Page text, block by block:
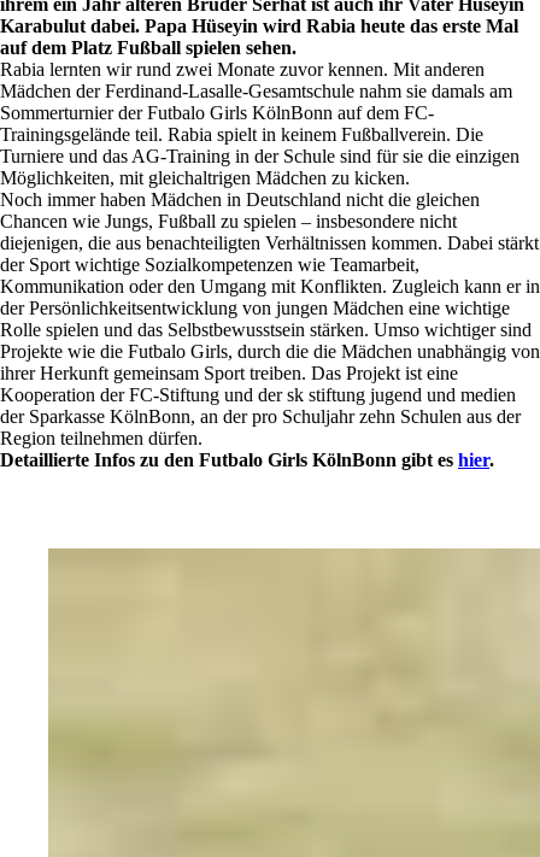
Karabulut dabei. Papa Hüseyin wird Rabia heute das erste Mal
auf dem Platz Fußball spielen sehen.
Rabia lernten wir rund zwei Monate zuvor kennen. Mit anderen
Mädchen der Ferdinand-Lasalle-Gesamtschule nahm sie damals am
Sommerturnier der Futbalo Girls KölnBonn auf dem FC-
Trainingsgelände teil. Rabia spielt in keinem Fußballverein. Die
Turniere und das AG-Training in der Schule sind für sie die einzigen
Möglichkeiten, mit gleichaltrigen Mädchen zu kicken.
Noch immer haben Mädchen in Deutschland nicht die gleichen
Chancen wie Jungs, Fußball zu spielen – insbesondere nicht
diejenigen, die aus benachteiligten Verhältnissen kommen. Dabei stärkt
der Sport wichtige Sozialkompetenzen wie Teamarbeit,
Kommunikation oder den Umgang mit Konflikten. Zugleich kann er in
der Persönlichkeitsentwicklung von jungen Mädchen eine wichtige
Rolle spielen und das Selbstbewusstsein stärken. Umso wichtiger sind
Projekte wie die Futbalo Girls, durch die die Mädchen unabhängig von
ihrer Herkunft gemeinsam Sport treiben. Das Projekt ist eine
Kooperation der FC-Stiftung und der sk stiftung jugend und medien
der Sparkasse KölnBonn, an der pro Schuljahr zehn Schulen aus der
Region teilnehmen dürfen.
Detaillierte Infos zu den Futbalo Girls KölnBonn gibt es hier.